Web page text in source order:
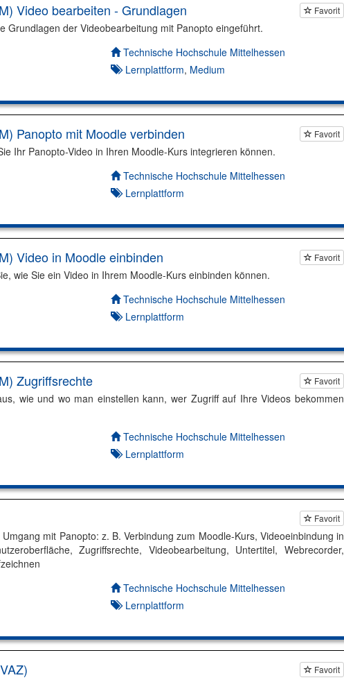
Favorit
Video bearbeiten - Grundlagen
Grundlagen der Videobearbeitung mit Panopto eingeführt.
Autor*in:
Technische Hochschule Mittelhessen
Lernplattform, Medium
Favorit
Panopto mit Moodle verbinden
Ihr Panopto-Video in Ihren Moodle-Kurs integrieren können.
Autor*in:
Technische Hochschule Mittelhessen
Lernplattform
Favorit
Video in Moodle einbinden
wie Sie ein Video in Ihrem Moodle-Kurs einbinden können.
Autor*in:
Technische Hochschule Mittelhessen
Lernplattform
Favorit
Zugriffsrechte
wie und wo man einstellen kann, wer Zugriff auf Ihre Videos bekommen
Autor*in:
Technische Hochschule Mittelhessen
Lernplattform
Favorit
mit Panopto: z. B. Verbindung zum Moodle-Kurs, Videoeinbindung in
Zugriffsrechte, Videobearbeitung, Untertitel, Webrecorder,
Autor*in:
Technische Hochschule Mittelhessen
Lernplattform
Favorit